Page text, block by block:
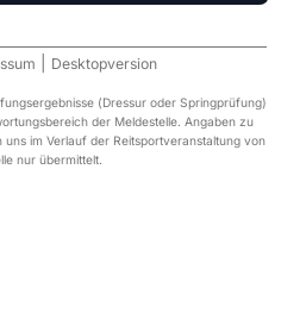
Desktopversion
(Dressur oder Springprüfung)
der Meldestelle. Angaben zu
im Verlauf der Reitsportveranstaltung von
nur übermittelt.